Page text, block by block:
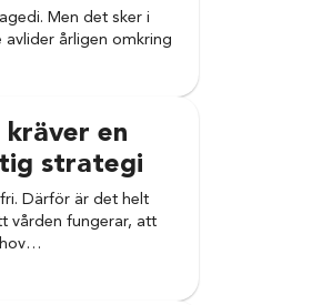
Men det sker i
avlider årligen omkring
en
strategi
Därför är det helt
vården fungerar, att